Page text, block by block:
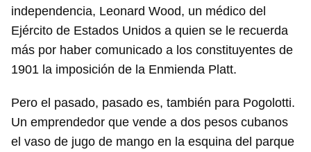
independencia, Leonard Wood, un médico del
Ejército de Estados Unidos a quien se le recuerda
más por haber comunicado a los constituyentes de
1901 la imposición de la Enmienda Platt.
Pero el pasado, pasado es, también para Pogolotti.
Un emprendedor que vende a dos pesos cubanos
el vaso de jugo de mango en la esquina del parque